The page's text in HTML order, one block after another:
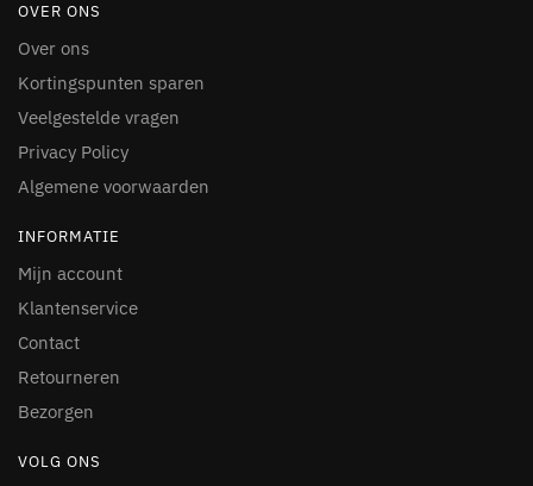
OVER ONS
Over ons
Kortingspunten sparen
Veelgestelde vragen
Privacy Policy
Algemene voorwaarden
INFORMATIE
Mijn account
Klantenservice
Contact
Retourneren
Bezorgen
VOLG ONS